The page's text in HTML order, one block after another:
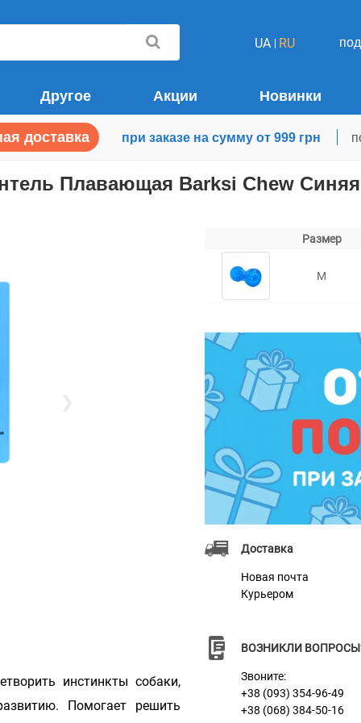
UA RU
Другое Акции Новинки
доставка при заказе на сумму от 999 грн
Плавающая Barksi Chew Синяя
инстинкты собаки,
Помогает решить
Размер
M
Доставка
Новая почта
Курьером
ВОЗНИКЛИ
Звоните:
+38 (093) 354-96-49
+38 (068) 384-50-16